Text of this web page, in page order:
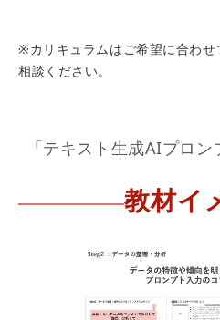
※カリキュラムはご希望に合わ
相談ください。
「テキスト生成AIプロン
教材イ